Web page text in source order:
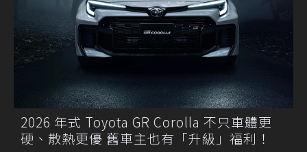
2026 年式 Toyota GR Corolla 不只車體更
硬、散熱更優 舊車主也有「升級」福利！